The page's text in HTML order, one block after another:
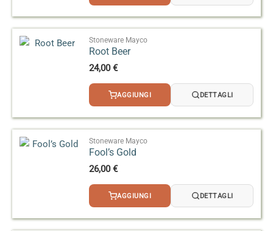
Stoneware Mayco
Root Beer
24,00€
AGGIUNGI DETTAGLI
Stoneware Mayco
Fool’s Gold
26,00€
AGGIUNGI DETTAGLI